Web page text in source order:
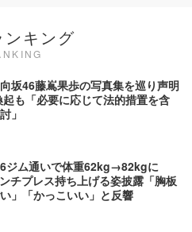
ンキング
坂46藤嶌果歩の写真集を巡り声明
も「必要に応じて法的措置を含
」
ジム通いで体重62kg→82kgに
チプレス持ち上げる姿披露「胸板
」「かっこいい」と反響